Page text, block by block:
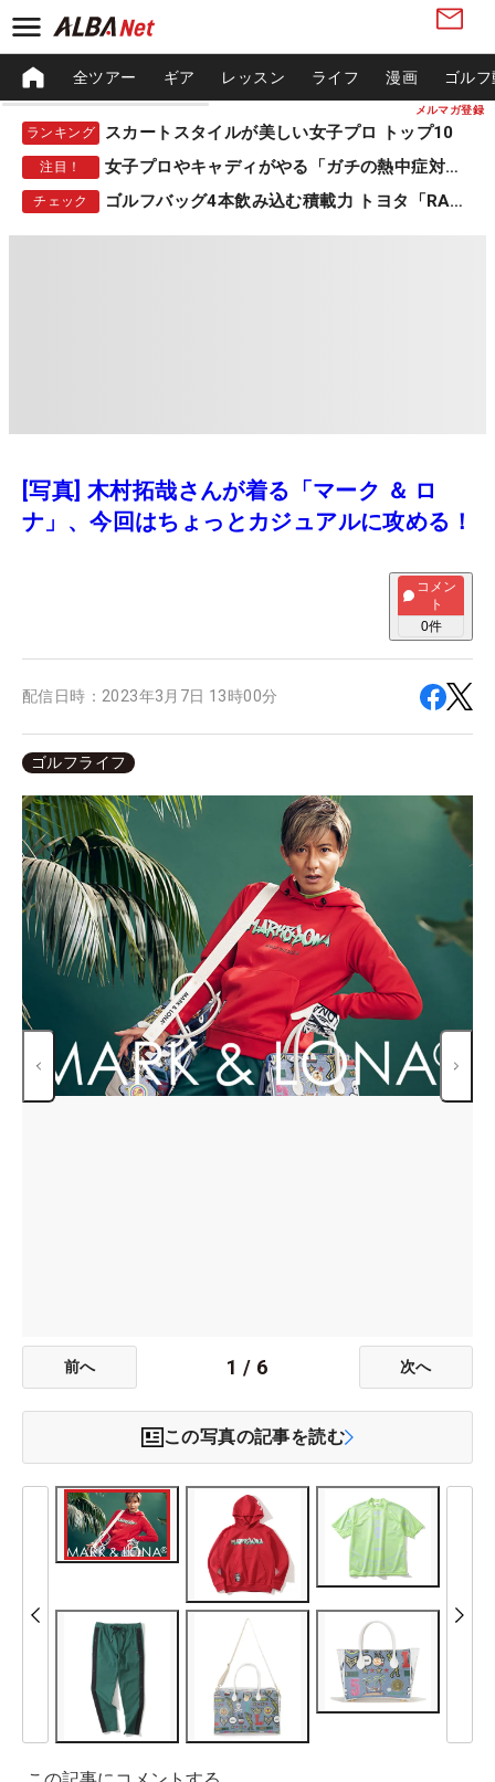
メルマガ登録
全ツアー ギア レッスン ライフ 漫画 ゴル
ランキング スカートスタイルが美しい女子プロ トップ10
注目！ 女子プロやキャディがやる「ガチの熱中症対策」
チェック ゴルフバッグ4本飲み込む積載力 トヨタ「RAV4」
[写真] 木村拓哉さんが着る「マーク ＆ ロ
ナ」、今回はちょっとカジュアルに攻める！
コメン
ト
0件
配信日時： 2023年3月7日 13時00分
ゴルフライフ
前へ 1 / 6 次へ
この写真の記事を読む